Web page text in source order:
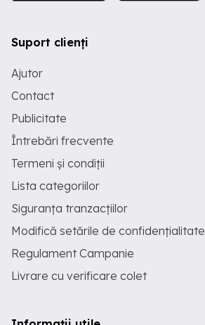
Suport clienți
Ajutor
Contact
Publicitate
Întrebări frecvente
Termeni și condiții
Lista categoriilor
Siguranța tranzacțiilor
Modifică setările de confidențialitate
Regulament Campanie
Livrare cu verificare colet